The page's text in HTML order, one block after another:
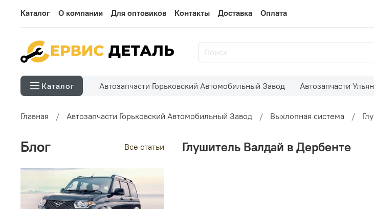
Каталог О компании Для оптовиков Контакты Доставка Оплата
Каталог Автозапчасти Горьковский Автомобильный Завод Автозапчасти
Главная Автозапчасти Горьковский Автомобильный Завод Выхлопная система
Глушитель Валдай в Дербенте
Блог Все статьи